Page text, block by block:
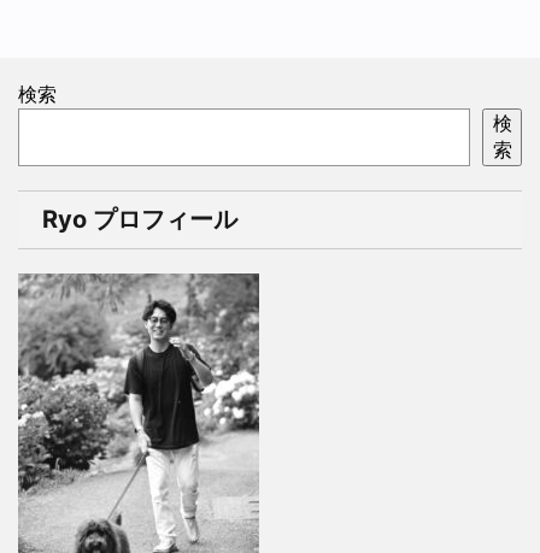
検索
検
索
Ryo プロフィール